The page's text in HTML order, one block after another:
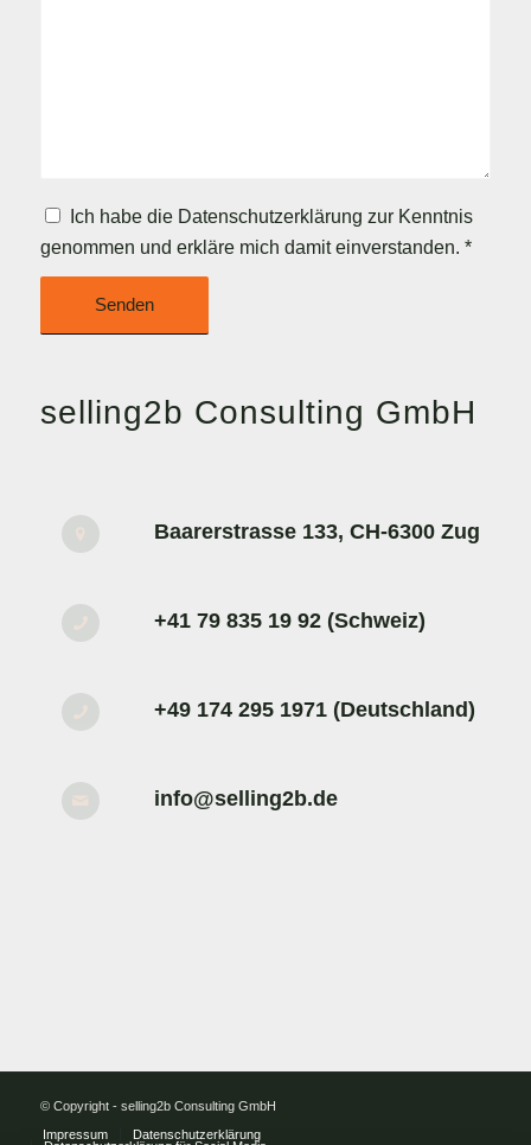
Ich habe die Datenschutzerklärung zur Kenntnis
genommen und erkläre mich damit einverstanden. *
selling2b Consulting GmbH
Baarerstrasse 133, CH-6300 Zug
+41 79 835 19 92 (Schweiz)
+49 174 295 1971 (Deutschland)
info@selling2b.de
© Copyright - selling2b Consulting GmbH
Impressum
Datenschutzerklärung